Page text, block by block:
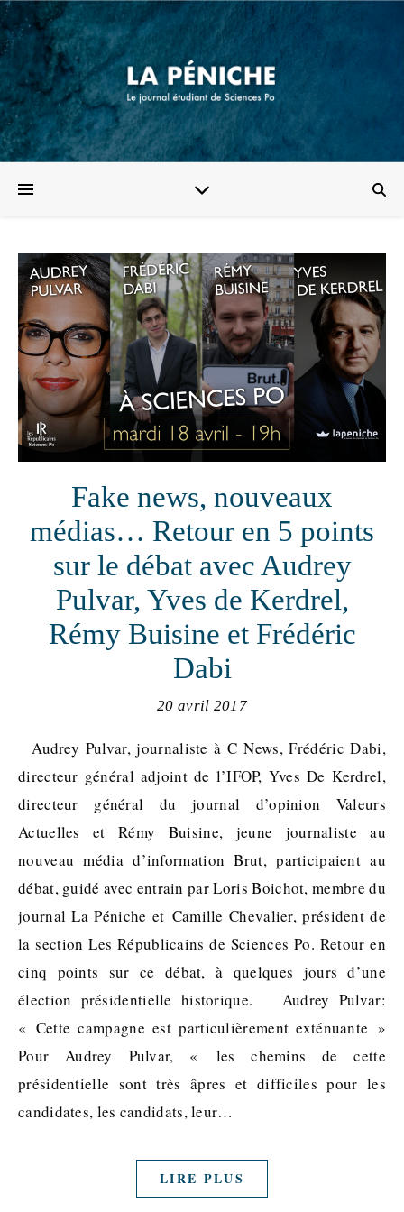
Fake news, nouveaux
médias… Retour en 5 points
sur le débat avec Audrey
Pulvar, Yves de Kerdrel,
Rémy Buisine et Frédéric
Dabi
20 avril 2017
Audrey Pulvar, journaliste à C News, Frédéric Dabi,
directeur général adjoint de l’IFOP, Yves De Kerdrel,
directeur général du journal d’opinion Valeurs
Actuelles et Rémy Buisine, jeune journaliste au
nouveau média d’information Brut, participaient au
débat, guidé avec entrain par Loris Boichot, membre du
journal La Péniche et Camille Chevalier, président de
la section Les Républicains de Sciences Po. Retour en
cinq points sur ce débat, à quelques jours d’une
élection présidentielle historique. Audrey Pulvar:
« Cette campagne est particulièrement exténuante »
Pour Audrey Pulvar, « les chemins de cette
présidentielle sont très âpres et difficiles pour les
candidates, les candidats, leur…
LIRE PLUS